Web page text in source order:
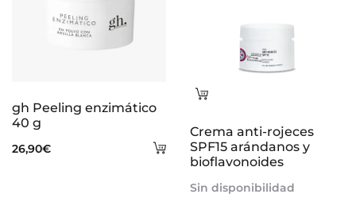
Añadir
carrito
gh Peeling enzimático
40 g
26,90€
Leer
Crema anti-rojeces
SPF15 arándanos y
bioflavonoides
Sin disponibilidad